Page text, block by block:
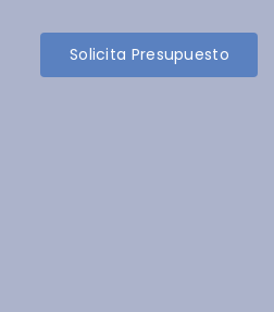
Solicita Presupuesto